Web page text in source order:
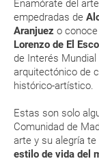
Enamórate del
empedradas de
Aranjuez o
Lorenzo de El
de Interés Mundial
arquitectónico de
histórico-artístico.
Estas son solo
Comunidad de
arte y su alegría te
estilo de vida del
autobuses.
Aunque
escapada a
más
En Madrid se
bien,
visitar
ENE
¿Qué
a...?
¿Con cuánta
aeropuerto?
RESERVAR
paquete